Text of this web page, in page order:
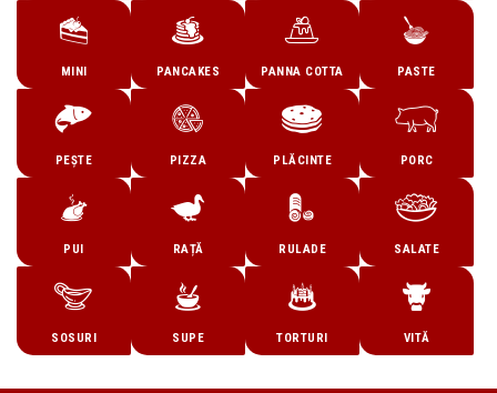
MINI PANCAKES PANNA COTTA PASTE
PEȘTE PIZZA PLĂCINTE PORC
PUI RAȚĂ RULADE SALATE
SOSURI SUPE TORTURI VITĂ